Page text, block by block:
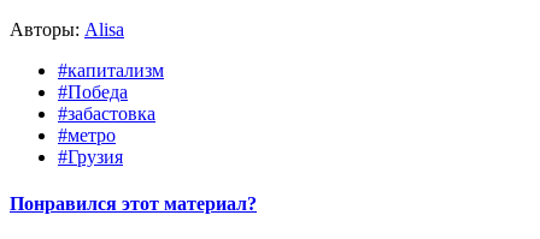
Авторы: Alisa
#капитализм
#Победа
#забастовка
#метро
#Грузия
Понравился этот материал?